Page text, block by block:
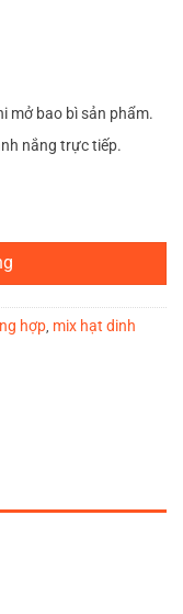
mở bao bì sản phẩm.
nắng trực tiếp.
hợp, mix hạt dinh